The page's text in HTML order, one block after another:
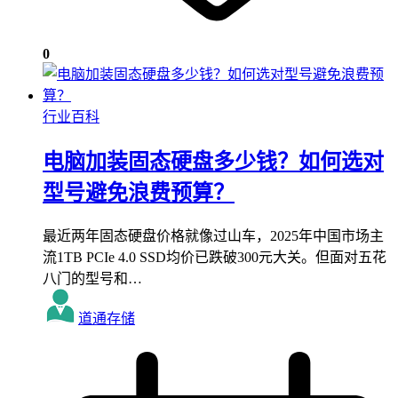
0
行业百科
电脑加装固态硬盘多少钱？如何选对
型号避免浪费预算？
最近两年固态硬盘价格就像过山车，2025年中国市场主
流1TB PCIe 4.0 SSD均价已跌破300元大关。但面对五花
八门的型号和…
道通存储